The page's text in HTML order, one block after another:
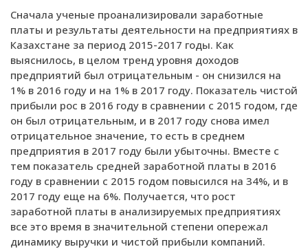
Сначала ученые проанализировали заработные
платы и результаты деятельности на предприятиях в
Казахстане за период 2015-2017 годы. Как
выяснилось, в целом тренд уровня доходов
предприятий был отрицательным - он снизился на
1% в 2016 году и на 1% в 2017 году. Показатель чистой
прибыли рос в 2016 году в сравнении с 2015 годом, где
он был отрицательным, и в 2017 году снова имел
отрицательное значение, то есть в среднем
предприятия в 2017 году были убыточны. Вместе с
тем показатель средней заработной платы в 2016
году в сравнении с 2015 годом повысился на 34%, и в
2017 году еще на 6%. Получается, что рост
заработной платы в анализируемых предприятиях
все это время в значительной степени опережал
динамику выручки и чистой прибыли компаний.